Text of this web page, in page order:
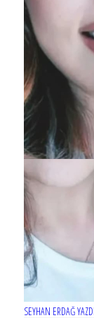
SEYHAN ERDAĞ